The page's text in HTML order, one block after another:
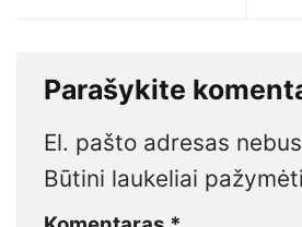
Parašykite
El. pašto adresas
Būtini laukeliai pažymėti